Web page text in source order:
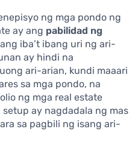
ng mga pondo ng
ay ang pabilidad ng
iba’t ibang uri ng ari-
ay hindi na
ari-arian, kundi maaari
sa mga pondo, na
ng mga real estate
ay nagdadala ng mas
sa pagbili ng isang ari-